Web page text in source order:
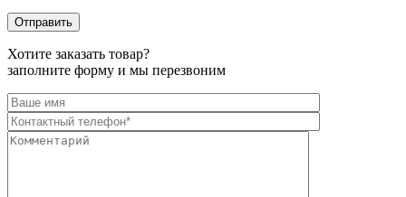
Хотите заказать товар?
заполните форму и мы перезвоним